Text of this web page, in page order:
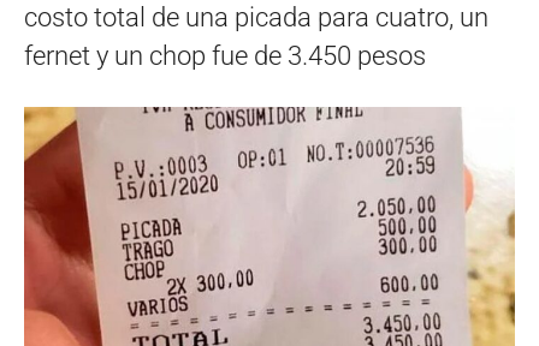
costo total de una picada para cuatro, un
fernet y un chop fue de 3.450 pesos